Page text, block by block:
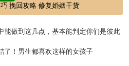
挽回攻略 修复婚姻干货
做到这几点，基本能判定你们是彼此
！男生都喜欢这样的女孩子